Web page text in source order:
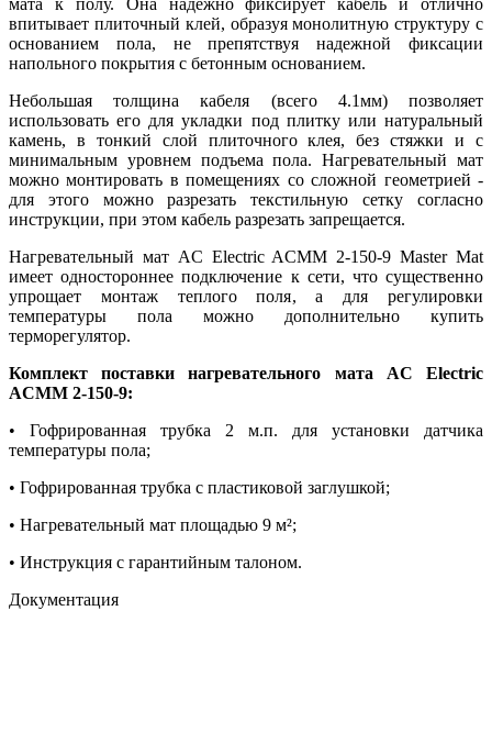
впитывает плиточный клей, образуя монолитную структуру с
основанием пола, не препятствуя надежной фиксации
напольного покрытия с бетонным основанием.
Небольшая толщина кабеля (всего 4.1мм) позволяет
использовать его для укладки под плитку или натуральный
камень, в тонкий слой плиточного клея, без стяжки и с
минимальным уровнем подъема пола. Нагревательный мат
можно монтировать в помещениях со сложной геометрией -
для этого можно разрезать текстильную сетку согласно
инструкции, при этом кабель разрезать запрещается.
Нагревательный мат AC Electric ACMM 2-150-9 Master Mat
имеет одностороннее подключение к сети, что существенно
упрощает монтаж теплого поля, а для регулировки
температуры пола можно дополнительно купить
терморегулятор.
Комплект поставки нагревательного мата AC Electric
ACMM 2-150-9:
• Гофрированная трубка 2 м.п. для установки датчика
температуры пола;
• Гофрированная трубка с пластиковой заглушкой;
• Нагревательный мат площадью 9 м²;
• Инструкция с гарантийным талоном.
Документация